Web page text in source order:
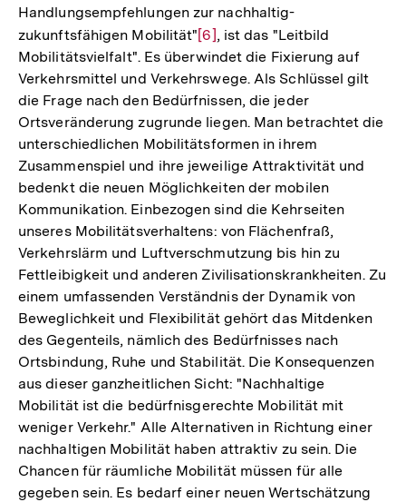
Handlungsempfehlungen zur nachhaltig-
zukunftsfähigen Mobilität"Zur
Auflösung
der
Fußnote
[6], ist das "Leitbild
Mobilitätsvielfalt". Es überwindet die Fixierung auf
Verkehrsmittel und Verkehrswege. Als Schlüssel gilt
die Frage nach den Bedürfnissen, die jeder
Ortsveränderung zugrunde liegen. Man betrachtet die
unterschiedlichen Mobilitätsformen in ihrem
Zusammenspiel und ihre jeweilige Attraktivität und
bedenkt die neuen Möglichkeiten der mobilen
Kommunikation. Einbezogen sind die Kehrseiten
unseres Mobilitätsverhaltens: von Flächenfraß,
Verkehrslärm und Luftverschmutzung bis hin zu
Fettleibigkeit und anderen Zivilisationskrankheiten. Zu
einem umfassenden Verständnis der Dynamik von
Beweglichkeit und Flexibilität gehört das Mitdenken
des Gegenteils, nämlich des Bedürfnisses nach
Ortsbindung, Ruhe und Stabilität. Die Konsequenzen
aus dieser ganzheitlichen Sicht: "Nachhaltige
Mobilität ist die bedürfnisgerechte Mobilität mit
weniger Verkehr." Alle Alternativen in Richtung einer
nachhaltigen Mobilität haben attraktiv zu sein. Die
Chancen für räumliche Mobilität müssen für alle
gegeben sein. Es bedarf einer neuen Wertschätzung